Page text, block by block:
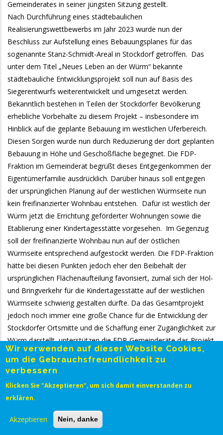
Gemeinderates in seiner jüngsten Sitzung gestellt.
Nach Durchführung eines städtebaulichen
Realisierungswettbewerbs im Jahr 2023 wurde nun der
Beschluss zur Aufstellung eines Bebauungsplanes für das
sogenannte Stanz-Schmidt-Areal in Stockdorf getroffen. Das
unter dem Titel „Neues Leben an der Würm“ bekannte
städtebauliche Entwicklungsprojekt soll nun auf Basis des
Siegerentwurfs weiterentwickelt und umgesetzt werden.
Bekanntlich bestehen in Teilen der Stockdorfer Bevölkerung
erhebliche Vorbehalte zu diesem Projekt – insbesondere im
Hinblick auf die geplante Bebauung im westlichen Uferbereich.
Diesen Sorgen wurde nun durch Reduzierung der dort geplanten
Bebauung in Höhe und Geschoßfläche begegnet. Die FDP-
Fraktion im Gemeinderat begrüßt dieses Entgegenkommen der
Eigentümerfamilie ausdrücklich. Darüber hinaus soll entgegen
der ursprünglichen Planung auf der westlichen Würmseite nun
kein freifinanzierter Wohnbau entstehen. Dafür ist westlich der
Würm jetzt die Errichtung geförderter Wohnungen sowie die
Etablierung einer Kindertagesstätte vorgesehen. Im Gegenzug
soll der freifinanzierte Wohnbau nun auf der östlichen
Würmseite entsprechend aufgestockt werden. Die FDP-Fraktion
hätte bei diesen Punkten jedoch eher den Beibehalt der
ursprünglichen Flächenaufteilung favorisiert, zumal sich der Hol-
und Bringverkehr für die Kindertagesstätte auf der westlichen
Würmseite schwierig gestalten dürfte. Da das Gesamtprojekt
jedoch noch immer eine große Chance für die Entwicklung der
Stockdorfer Ortsmitte und die Schaffung einer Zugänglichkeit zur
Würm darstellt, unterstützen die FDP-Gemeinderäte das Projekt
auch unter Berücksichtigung dieser Anpassungen weiterhin.
Weiterhin keine Unterstützung kann die FDP-Fraktion dagegen
Gelände des ehemaligen Apparatebaus Gauting sowie den
dahinter liegenden Grundstücken an der Pötschenerstraße
signalisieren. Für den nördlichen Teil dieses städtebaulichen
Entwicklungsprojekts billigte der Bauausschuss nun mehrheitlich
Wir verwenden auf dieser Website Cookies,
um die Gebrauchsfreundlichkeit zu
verbessern
Klicken Sie "Akzeptieren", um sich damit einverstanden zu
erklären.
Akzeptieren Nein, danke